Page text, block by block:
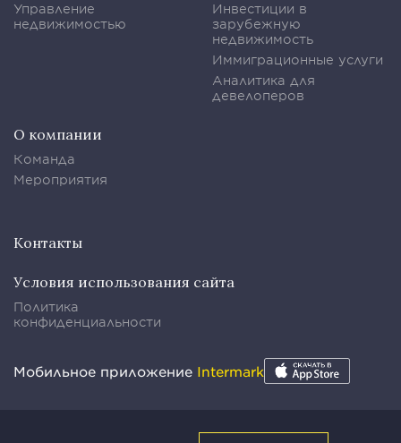
Управление
недвижимостью
Инвестиции в
зарубежную
недвижимость
Иммиграционные услуги
Аналитика для
девелоперов
О компании
Команда
Мероприятия
Контакты
Условия использования сайта
Политика
конфиденциальности
Мобильное приложение Intermark